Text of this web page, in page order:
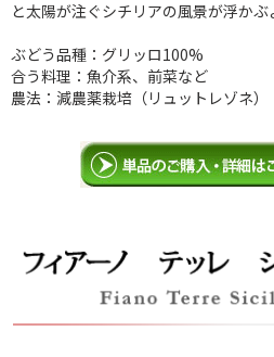
と太陽が注ぐシチリアの風景が浮かぶ
ぶどう品種：グリッロ100%
合う料理：魚介系、前菜など
農法：減農薬栽培（リュットレゾネ）